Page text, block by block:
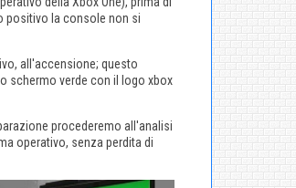
positivo la console non si
all'accensione; questo
schermo verde con il logo xbox
procederemo all'analisi
operativo, senza perdita di